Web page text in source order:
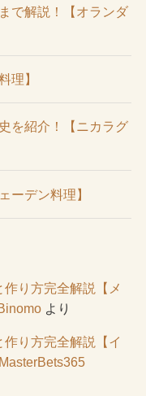
で解説！【オランダ
理】
を紹介！【ニカラグ
ーデン料理】
り方完全解説【メ
より
り方完全解説【イ